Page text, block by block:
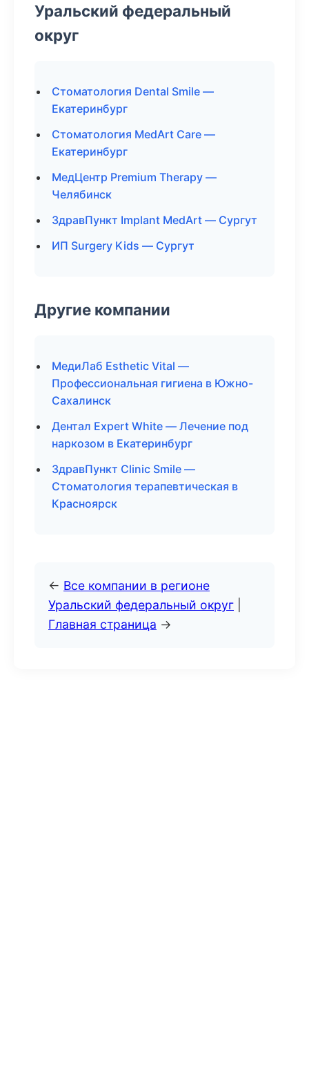
Уральский федеральный
округ
Стоматология Dental Smile —
Екатеринбург
Стоматология MedArt Care —
Екатеринбург
МедЦентр Premium Therapy —
Челябинск
ЗдравПункт Implant MedArt — Сургут
ИП Surgery Kids — Сургут
Другие компании
МедиЛаб Esthetic Vital —
Профессиональная гигиена в Южно-
Сахалинск
Дентал Expert White — Лечение под
наркозом в Екатеринбург
ЗдравПункт Clinic Smile —
Стоматология терапевтическая в
Красноярск
← Все компании в регионе
Уральский федеральный округ
Главная страница →